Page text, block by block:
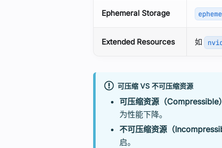
Ephemeral Storage
Extended Resources 如
可压缩 VS 不可压缩资源
可压缩资源（Compressible
为性能下降。
不可压缩资源（
启。